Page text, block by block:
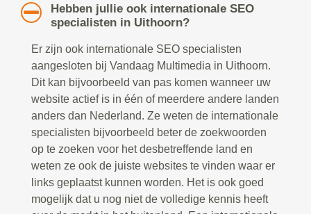
Hebben jullie ook internationale SEO
specialisten in Uithoorn?
Er zijn ook internationale SEO specialisten
aangesloten bij Vandaag Multimedia in Uithoorn.
Dit kan bijvoorbeeld van pas komen wanneer uw
website actief is in één of meerdere andere landen
anders dan Nederland. Ze weten de internationale
specialisten bijvoorbeeld beter de zoekwoorden
op te zoeken voor het desbetreffende land en
weten ze ook de juiste websites te vinden waar er
links geplaatst kunnen worden. Het is ook goed
mogelijk dat u nog niet de volledige kennis heeft